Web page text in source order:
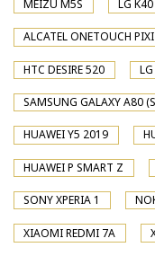
MEIZU M5S LG
ALCATEL ONETOUCH
HTC DESIRE 520
SAMSUNG GALAXY A80
HUAWEI Y5 2019
HUAWEI P SMART Z
SONY XPERIA 1
XIAOMI REDMI 7A